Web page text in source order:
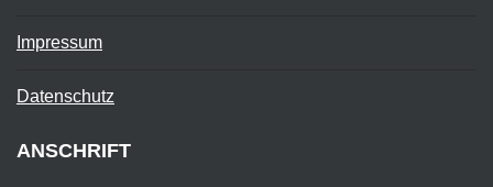
Impressum
Datenschutz
ANSCHRIFT